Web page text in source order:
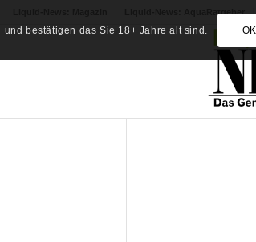
Liquid-News: AquaRatgeber
bestätigen das Sie 18+ Jahre alt sind. OK